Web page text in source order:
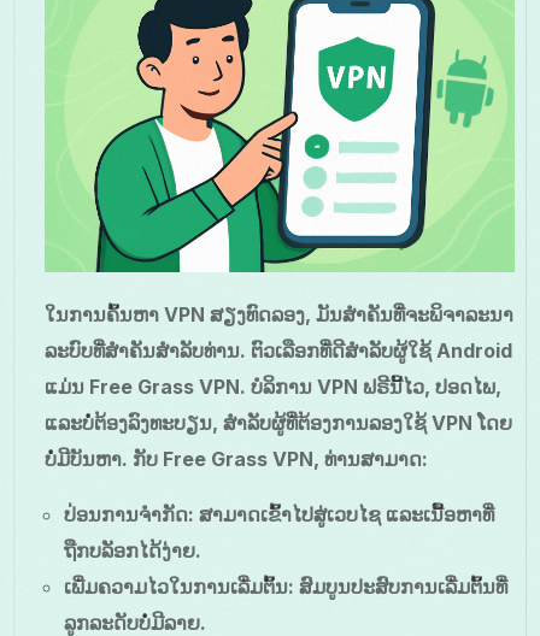
ໃນການຄົ້ນຫາ VPN ສຽງທົດລອງ, ມັນສຳຄັນທີ່ຈະພິຈາລະນາ
ລະບົບທີ່ສຳຄັນສຳລັບທ່ານ. ຕົວເລືອກທີ່ດີສໍາລັບຜູ້ໃຊ້ Android
ແມ່ນ Free Grass VPN. ບໍລິການ VPN ຟຣີນີ້ໄວ, ປອດໄພ,
ແລະບໍ່ຕ້ອງລົງທະບຽນ, ສໍາລັບຜູ້ທີ່ຕ້ອງການລອງໃຊ້ VPN ໂດຍ
ບໍ່ມີບັນຫາ. ກັບ Free Grass VPN, ທ່ານສາມາດ:
ປ່ອນການຈຳກັດ: ສາມາດເຂົ້າໄປສູ່ເວບໄຊ ແລະເນື້ອຫາທີ່
ຖືກບລັອກໄດ້ງ່າຍ.
ເພີ່ມຄວາມໄວໃນການເລີ່ມຕົ້ນ: ສົມບູນປະສົບການເລີ່ມຕົ້ນທີ່
ລູກລະດັບບໍ່ມີລາຍ.